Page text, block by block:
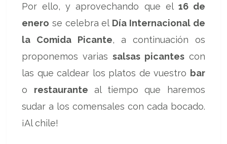
Por ello, y aprovechando que el 16 de
enero se celebra el Día Internacional de
la Comida Picante, a continuación os
proponemos varias salsas picantescon
las que caldear los platos de vuestro bar
o restaurante al tiempo que haremos
sudar a los comensales con cada bocado.
¡Al chile!